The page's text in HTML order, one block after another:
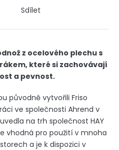
z ocelového plechu s
které si zachovávají
a pevnost.
původně vytvořili Friso
ve společnosti Ahrend v
na trh společnost HAY
vhodná pro použití v mnoha
a je k dispozici v
Sdílet